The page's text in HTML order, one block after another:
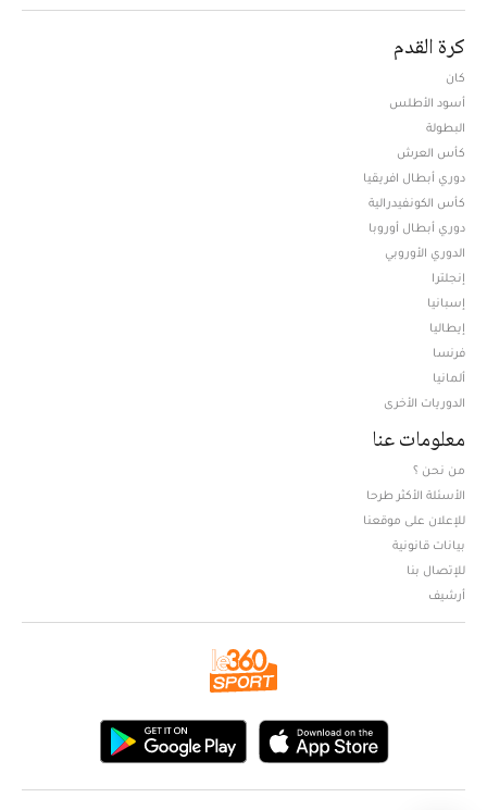
كرة القدم
كان
أسود الأطلس
البطولة
كأس العرش
دوري أبطال افريقيا
كأس الكونفيدرالية
دوري أبطال أوروبا
الدوري الأوروبي
إنجلترا
إسبانيا
إيطاليا
فرنسا
ألمانيا
الدوريات الأخرى
معلومات عنا
من نحن ؟
الأسئلة الأكثر طرحا
للإعلان على موقعنا
بيانات قانونية
للإتصال بنا
أرشيف